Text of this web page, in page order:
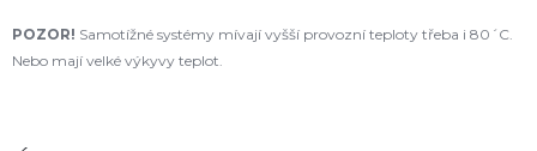
POZOR! Samotížné systémy mívají vyšší provozní teploty třeba i 80´C.
Nebo mají velké výkyvy teplot.